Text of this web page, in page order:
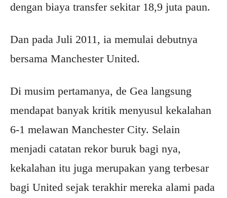
dengan biaya transfer sekitar 18,9 juta paun.
Dan pada Juli 2011, ia memulai debutnya
bersama Manchester United.
Di musim pertamanya, de Gea langsung
mendapat banyak kritik menyusul kekalahan
6-1 melawan Manchester City. Selain
menjadi catatan rekor buruk bagi nya,
kekalahan itu juga merupakan yang terbesar
bagi United sejak terakhir mereka alami pada